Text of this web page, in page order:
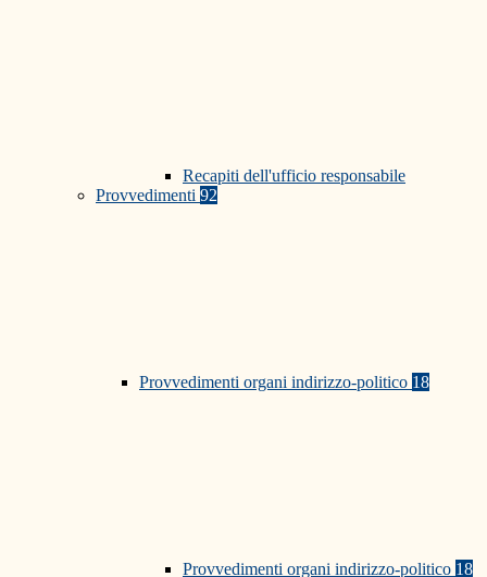
Recapiti dell'ufficio responsabile
Provvedimenti 92
Provvedimenti organi indirizzo-politico 18
Provvedimenti organi indirizzo-politico 18